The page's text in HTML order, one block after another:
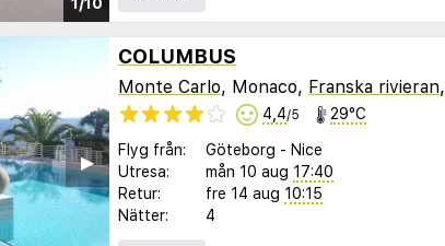
▶︎
COLUMBUS
Monte Carlo, Monaco, Franska rivieran,
4,4/5 29°C
Flyg från: Göteborg - Nice
Utresa:
mån 10 aug 17:40
Retur:
fre 14 aug 10:15
Nätter:
4